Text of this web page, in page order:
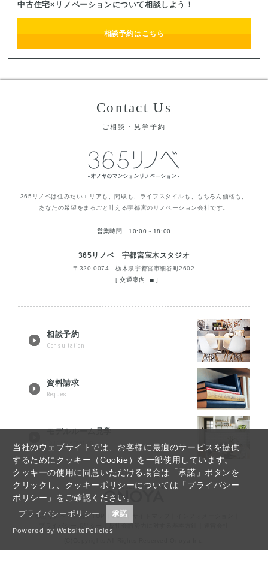
当社のウェブサイトでは、お客様に最適のサービスを提供
するためにクッキー（Cookie）を一部使用しています。
クッキーの使用に同意いただける場合は「承諾」ボタンを
クリックし、クッキーポリシーについては「プライバシー
ポリシー」をご確認ください。
プライバシーポリシー
承諾
Powered by WebsitePolicies
中古住宅×リノベーションについて相談しよう！
相談予約はこちら
Contact Us
ご相談・見学予約
365リノベは住みたいエリアも、間取も、ライフスタイルも、もちろん価格も、
あなたの希望をまるごと叶える宇都宮のリノベーション会社です。
営業時間 10:00～18:00
365リノベ 宇都宮宝木スタジオ
〒320-0074 栃木県宇都宮市細谷町2602
[交通案内 ]
相談予約
Consultation
資料請求
Request
モデルルーム見学
Tour reservation
宇都宮リノベーションTOP Q&A｜